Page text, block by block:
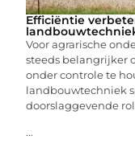
Efficiëntie
Voor agrarische
steeds belangrijker
onder controle te
landbouwtechniek
doorslaggevende
...